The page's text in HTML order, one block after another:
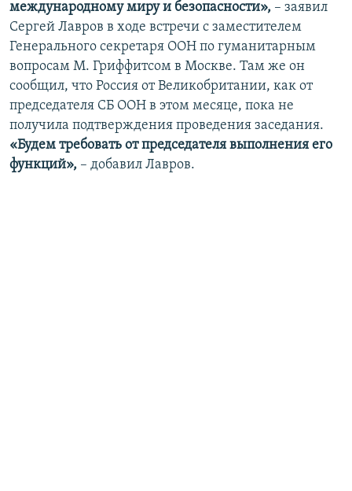
международному миру и безопасности», – заявил
Сергей Лавров в ходе встречи с заместителем
Генерального секретаря ООН по гуманитарным
вопросам М. Гриффитсом в Москве. Там же он
сообщил, что Россия от Великобритании, как от
председателя СБ ООН в этом месяце, пока не
получила подтверждения проведения заседания.
«Будем требовать от председателя выполнения его
функций», – добавил Лавров.